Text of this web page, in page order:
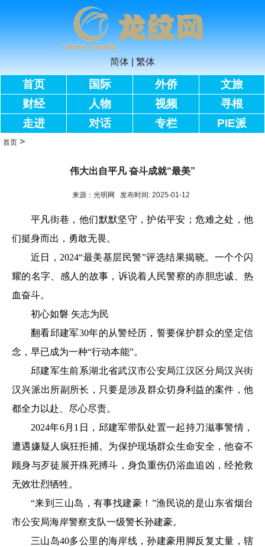
简体 繁体
首页 国际 外侨
文旅
财经
人物 视频
寻根
走进
对话 专栏 PIE派
首页 >
伟大出自平凡 奋斗成就“最美”
来源：光明网 发布时间: 2025-01-12
平凡街巷，他们默默坚守，护佑平安；危难之处，他
们挺身而出，勇敢无畏。
近日，2024“最美基层民警”评选结果揭晓。一个个闪
耀的名字、感人的故事，诉说着人民警察的赤胆忠诚、热
血奋斗。
初心如磐 矢志为民
翻看邱建军30年的从警经历，誓要保护群众的坚定信
念，早已成为一种“行动本能”。
邱建军生前系湖北省武汉市公安局江汉区分局汉兴街
汉兴派出所副所长，只要是涉及群众切身利益的案件，他
都全力以赴、尽心尽责。
2024年6月1日，邱建军带队处置一起持刀滋事警情，
遭遇嫌疑人疯狂拒捕。为保护现场群众生命安全，他奋不
顾身与歹徒展开殊死搏斗，身负重伤仍浴血追凶，经抢救
无效壮烈牺牲。
“来到三山岛，有事找建豪！”渔民说的是山东省烟台
市公安局海岸警察支队一级警长孙建豪。
三山岛40多公里的海岸线，孙建豪用脚反复丈量，辖